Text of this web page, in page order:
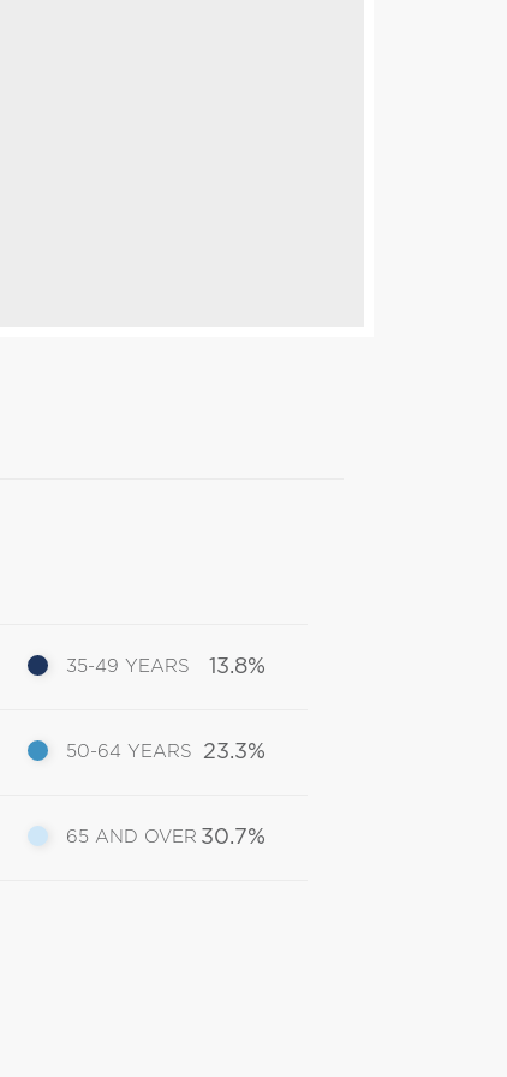
35-49 YEARS 13.8%
50-64 YEARS 23.3%
65 AND OVER 30.7%